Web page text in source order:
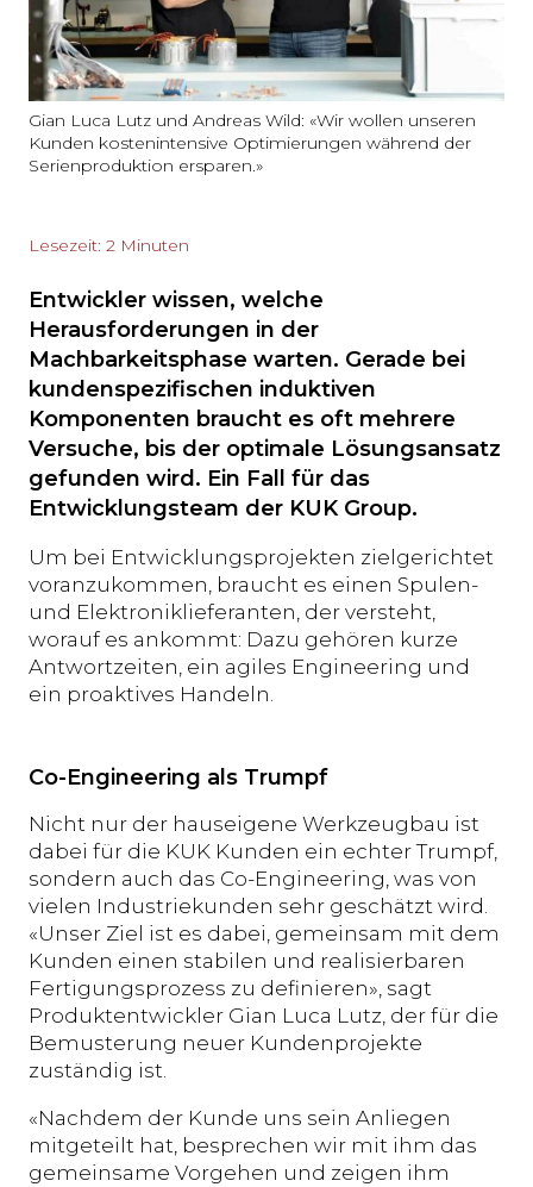
Gian Luca Lutz und Andreas Wild: «Wir wollen unseren
Kunden kostenintensive Optimierungen während der
Serienproduktion ersparen.»
Lesezeit: 2 Minuten
Entwickler wissen, welche
Herausforderungen in der
Machbarkeitsphase warten. Gerade bei
kundenspezifischen induktiven
Komponenten braucht es oft mehrere
Versuche, bis der optimale Lösungsansatz
gefunden wird. Ein Fall für das
Entwicklungsteam der KUK Group.
Um bei Entwicklungsprojekten zielgerichtet
voranzukommen, braucht es einen Spulen-
und Elektroniklieferanten, der versteht,
worauf es ankommt: Dazu gehören kurze
Antwortzeiten, ein agiles Engineering und
ein proaktives Handeln.
Co-Engineering als Trumpf
Nicht nur der hauseigene Werkzeugbau ist
dabei für die KUK Kunden ein echter Trumpf,
sondern auch das Co-Engineering, was von
vielen Industriekunden sehr geschätzt wird.
«Unser Ziel ist es dabei, gemeinsam mit dem
Kunden einen stabilen und realisierbaren
Fertigungsprozess zu definieren», sagt
Produktentwickler Gian Luca Lutz, der für die
Bemusterung neuer Kundenprojekte
zuständig ist.
«Nachdem der Kunde uns sein Anliegen
mitgeteilt hat, besprechen wir mit ihm das
gemeinsame Vorgehen und zeigen ihm